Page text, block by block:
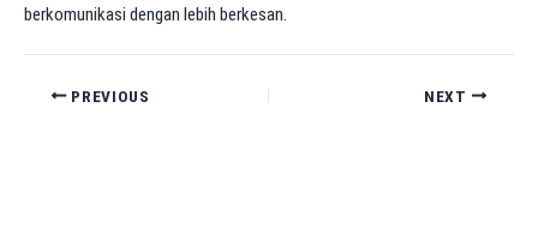
berkomunikasi dengan lebih berkesan.
PREVIOUS NEXT